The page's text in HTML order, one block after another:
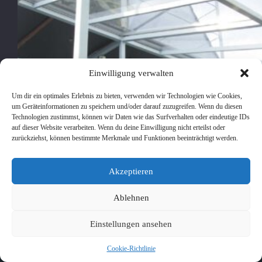
Einwilligung verwalten
Um dir ein optimales Erlebnis zu bieten, verwenden wir Technologien wie Cookies,
um Geräteinformationen zu speichern und/oder darauf zuzugreifen. Wenn du diesen
Technologien zustimmst, können wir Daten wie das Surfverhalten oder eindeutige IDs
auf dieser Website verarbeiten. Wenn du deine Einwilligung nicht erteilst oder
zurückziehst, können bestimmte Merkmale und Funktionen beeinträchtigt werden.
Akzeptieren
Ablehnen
Einstellungen ansehen
Cookie-Richtlinie
Ein Siedlerhaus aus den 40er Jahren des 20. Jahrhunderts
im Erdgeschoss mit knapp einem Meter über der Höhe des
17. Juni 2011
Copyright © 2026 - WordPress Theme von